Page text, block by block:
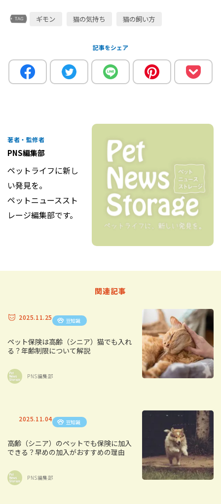
ギモン 猫の気持ち 猫の飼い方
記事をシェア
著者・監修者
PNS編集部
ペットライフに新し
い発見を。
ペットニューススト
レージ編集部です。
関連記事
2025.11.25 豆知識
ペット保険は高齢（シニア）猫でも入れ
る？年齢制限について解説
PNS編集部
2025.11.04 豆知識
高齢（シニア）のペットでも保険に加入
できる？早めの加入がおすすめの理由
PNS編集部